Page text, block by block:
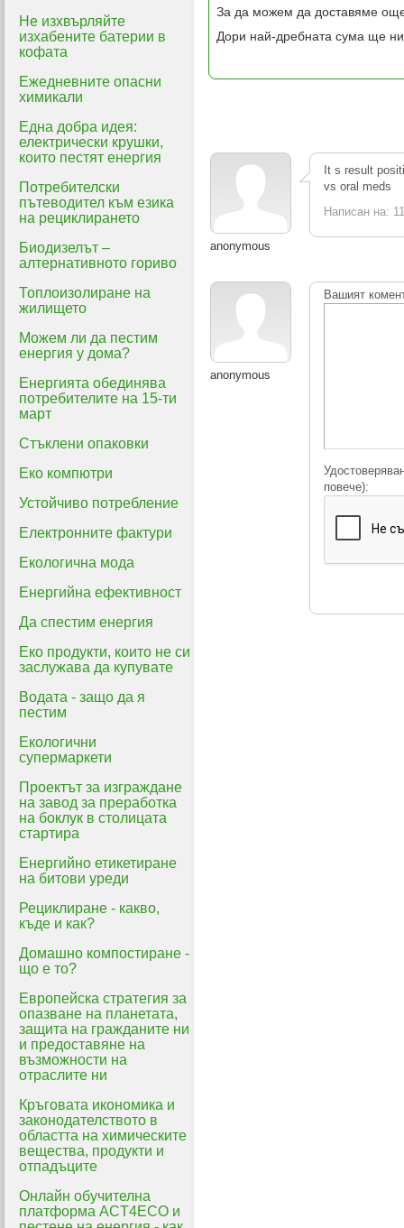
Не изхвърляйте
изхабените батерии в
кофата
Ежедневните опасни
химикали
Една добра идея:
електрически крушки,
които пестят енергия
Потребителски
пътеводител към езика
на рециклирането
Биодизелът –
алтернативното гориво
Топлоизолиране на
жилището
Можем ли да пестим
енергия у дома?
Енергията обединява
потребителите на 15-ти
март
Стъклени опаковки
Еко компютри
Устойчиво потребление
Електронните фактури
Екологична мода
Енергийна ефективност
Да спестим енергия
Еко продукти, които не си
заслужава да купувате
Водата - защо да я
пестим
Екологични
супермаркети
Проектът за изграждане
на завод за преработка
на боклук в столицата
стартира
Енергийно етикетиране
на битови уреди
Рециклиране - какво,
къде и как?
Домашно компостиране -
що е то?
Eвропейска стратегия за
опазване на планетата,
защита на гражданите ни
и предоставяне на
възможности на
отраслите ни
Кръговата икономика и
законодателството в
областта на химическите
вещества, продукти и
отпадъците
Онлайн обучителна
платформа ACT4ECO и
За да можем да доставяме
Дори най-дребната сума ще
anonymous
It s result
vs oral meds
Написан на:
anonymous
Вашият
повече):